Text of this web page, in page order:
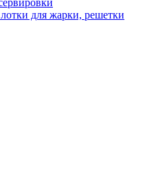
для жарки, решетки